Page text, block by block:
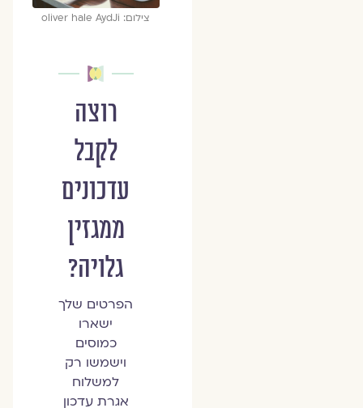
צילום: oliver hale AydJi
רוצה
לקבל
עדכונים
ממגזין
גלויה?
הפרטים שלך
ישארו
כמוסים
וישמשו רק
למשלוח
אגרת עדכון